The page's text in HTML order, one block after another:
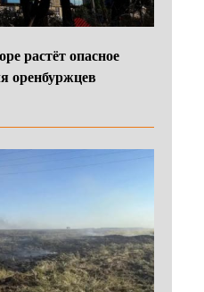
растёт опасное
оренбуржцев